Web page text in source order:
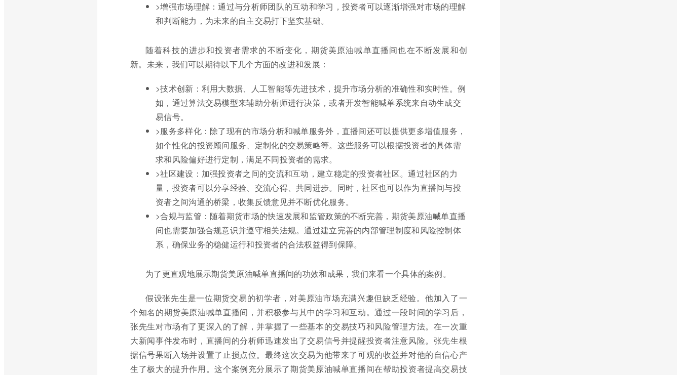
>增强市场理解：通过与分析师团队的互动和学习，投资者可以逐渐增强对市场的理解
和判断能力，为未来的自主交易打下坚实基础。
随着科技的进步和投资者需求的不断变化，期货美原油喊单直播间也在不断发展和创
新。未来，我们可以期待以下几个方面的改进和发展：
>技术创新：利用大数据、人工智能等先进技术，提升市场分析的准确性和实时性。例
如，通过算法交易模型来辅助分析师进行决策，或者开发智能喊单系统来自动生成交
易信号。
>服务多样化：除了现有的市场分析和喊单服务外，直播间还可以提供更多增值服务，
如个性化的投资顾问服务、定制化的交易策略等。这些服务可以根据投资者的具体需
求和风险偏好进行定制，满足不同投资者的需求。
>社区建设：加强投资者之间的交流和互动，建立稳定的投资者社区。通过社区的力
量，投资者可以分享经验、交流心得、共同进步。同时，社区也可以作为直播间与投
资者之间沟通的桥梁，收集反馈意见并不断优化服务。
>合规与监管：随着期货市场的快速发展和监管政策的不断完善，期货美原油喊单直播
间也需要加强合规意识并遵守相关法规。通过建立完善的内部管理制度和风险控制体
系，确保业务的稳健运行和投资者的合法权益得到保障。
为了更直观地展示期货美原油喊单直播间的功效和成果，我们来看一个具体的案例。
假设张先生是一位期货交易的初学者，对美原油市场充满兴趣但缺乏经验。他加入了一
个知名的期货美原油喊单直播间，并积极参与其中的学习和互动。通过一段时间的学习后，
张先生对市场有了更深入的了解，并掌握了一些基本的交易技巧和风险管理方法。在一次重
大新闻事件发布时，直播间的分析师迅速发出了交易信号并提醒投资者注意风险。张先生根
据信号果断入场并设置了止损点位。最终这次交易为他带来了可观的收益并对他的自信心产
生了极大的提升作用。这个案例充分展示了期货美原油喊单直播间在帮助投资者提高交易技